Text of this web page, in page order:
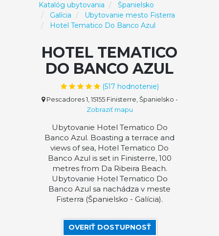
Katalóg ubytovania
Španielsko
Galícia
Ubytovanie mesto Fisterra
Hotel Tematico Do Banco Azul
HOTEL TEMATICO
DO BANCO AZUL
(517 hodnotenie)
Pescadores 1, 15155 Finisterre, Španielsko -
Zobraziť mapu
Ubytovanie Hotel Tematico Do
Banco Azul. Boasting a terrace and
views of sea, Hotel Tematico Do
Banco Azul is set in Finisterre, 100
metres from Da Ribeira Beach.
Ubytovanie Hotel Tematico Do
Banco Azul sa nachádza v meste
Fisterra (Španielsko - Galícia).
OVERIŤ DOSTUPNOSŤ